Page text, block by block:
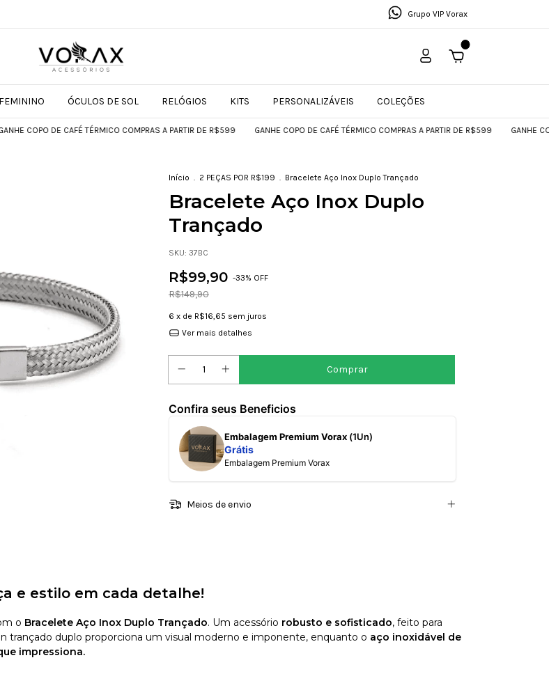
Grupo VIP Vorax
FEMININO ÓCULOS DE SOL RELÓGIOS KITS PERSONALIZÁVEIS COLEÇÕES
DE CAFÉ TÉRMICO COMPRAS A PARTIR DE R$599 GANHE COPO DE CAFÉ TÉRMICO COMPRAS A PARTIR DE R$599 GANHE COPO DE
Início . 2 PEÇAS POR R$199 . Bracelete Aço Inox Duplo Trançado
Bracelete Aço Inox Duplo
Trançado
SKU: 37BC
R$99,90 -33% OFF
R$149,90
6 x de R$16,65 sem juros
Ver mais detalhes
Confira seus Beneficios
Embalagem Premium Vorax (1Un)
Grátis
Embalagem Premium Vorax
Meios de envio
e estilo em cada detalhe!
o Bracelete Aço Inox Duplo Trançado. Um acessório robusto e sofisticado, feito para
trançado duplo proporciona um visual moderno e imponente, enquanto o aço inoxidável de
impressiona.